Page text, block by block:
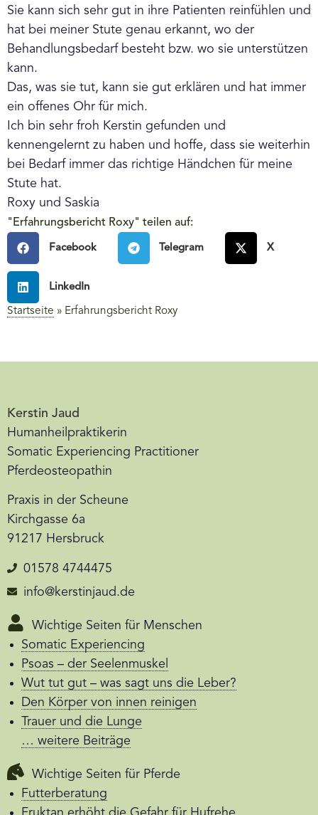
Sie kann sich sehr gut in ihre Patienten reinfühlen und
hat bei meiner Stute genau erkannt, wo der
Behandlungsbedarf besteht bzw. wo sie unterstützen
kann.
Das, was sie tut, kann sie gut erklären und hat immer
ein offenes Ohr für mich.
Ich bin sehr froh Kerstin gefunden und
kennengelernt zu haben und hoffe, dass sie weiterhin
bei Bedarf immer das richtige Händchen für meine
Stute hat.
Roxy und Saskia
"Erfahrungsbericht Roxy" teilen auf:
Facebook Telegram X
LinkedIn
Startseite » Erfahrungsbericht Roxy
Kerstin Jaud
Humanheilpraktikerin
Somatic Experiencing Practitioner
Pferdeosteopathin
Praxis in der Scheune
Kirchgasse 6a
91217 Hersbruck
01578 4744475
info@kerstinjaud.de
Wichtige Seiten für Menschen
Somatic Experiencing
Psoas – der Seelenmuskel
Wut tut gut – was sagt uns die Leber?
Den Körper von innen reinigen
Trauer und die Lunge
… weitere Beiträge
Wichtige Seiten für Pferde
Futterberatung